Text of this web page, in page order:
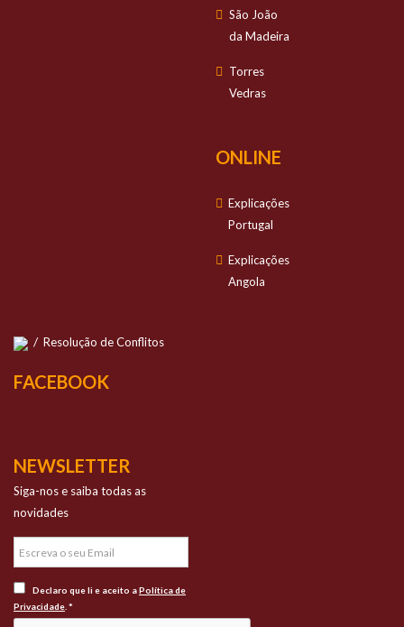
São João
da Madeira
Torres
Vedras
ONLINE
Explicações
Portugal
Explicações
Angola
/ Resolução de Conflitos
FACEBOOK
NEWSLETTER
Siga-nos e saiba todas as
novidades
Declaro que li e aceito aPolítica de
Privacidade . *